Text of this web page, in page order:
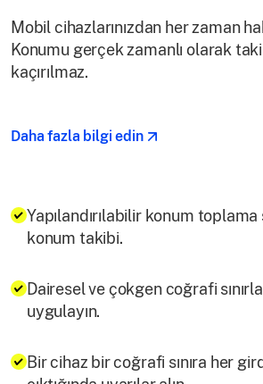
Mobil cihazlarınızdan her zaman
Konumu gerçek zamanlı olarak
kaçırılmaz.
Daha fazla bilgi edin
Yapılandırılabilir konum toplama
konum takibi.
Dairesel ve çokgen coğrafi
uygulayın.
Bir cihaz bir coğrafi sınıra her